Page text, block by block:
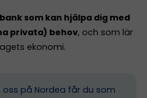
som kan hjälpa dig med
privata) behov, och som lär
ekonomi.
oss på Nordea får du som